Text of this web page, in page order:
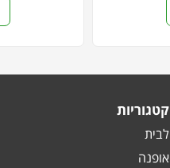
קטגוריות
לבית
אופנה